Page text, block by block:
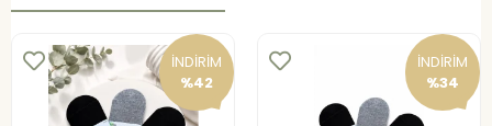
İNDİRİM
%42
İNDİRİM
%34